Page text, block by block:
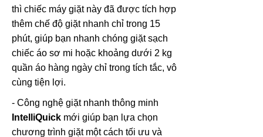
thì chiếc máy giặt này đã được tích hợp
thêm chế độ giặt nhanh chỉ trong 15
phút, giúp bạn nhanh chóng giặt sạch
chiếc áo sơ mi hoặc khoảng dưới 2 kg
quần áo hàng ngày chỉ trong tích tắc, vô
cùng tiện lợi.
- Công nghệ giặt nhanh thông minh
IntelliQuick mới giúp bạn lựa chọn
chương trình giặt một cách tối ưu và